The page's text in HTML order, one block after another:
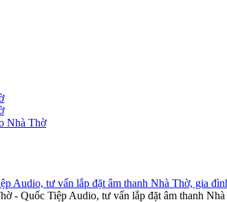
Nhà Thờ
- Quốc Tiệp Audio, tư vấn lắp đặt âm thanh